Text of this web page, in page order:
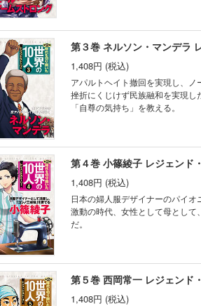
第３巻 ネルソン・マンデラ
1,408円 (税込)
アパルトヘイト撤回を実現し、
挫折にくじけず民族融和を実現
「自尊の気持ち」を教える。
第４巻 小篠綾子 レジェンド
1,408円 (税込)
日本の婦人服デザイナーのパイ
激動の時代、女性として母とし
だ。
第５巻 西岡常一 レジェンド
1,408円 (税込)